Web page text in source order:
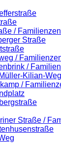
/
Straße
/
/
Kilian-
/
Straße /